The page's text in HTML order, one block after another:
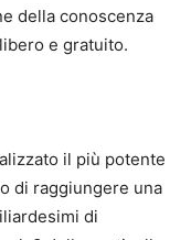
della conoscenza
e gratuito.
il più potente
di raggiungere una
di